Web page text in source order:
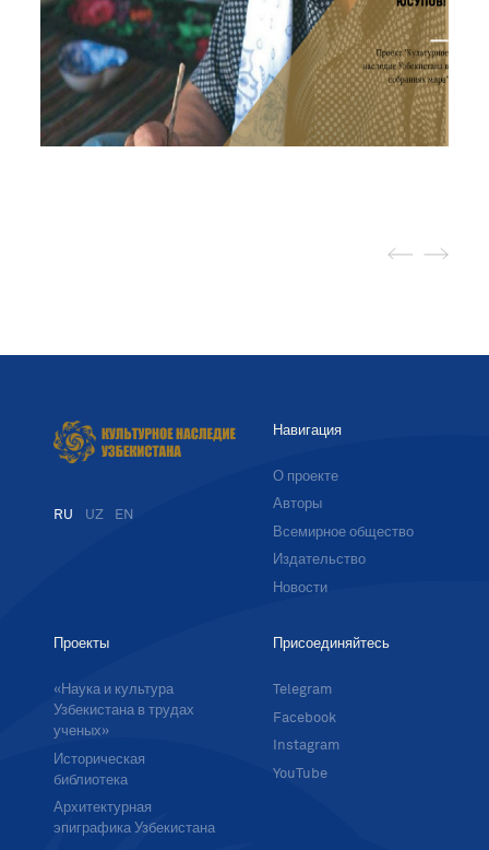
RU UZ EN
Навигация
О проекте
Авторы
Всемирное общество
Издательство
Новости
Проекты
«Наука и культура
Узбекистана в трудах
ученых»
Историческая
библиотека
Архитектурная
эпиграфика Узбекистана
Присоединяйтесь
Telegram
Facebook
Instagram
YouTube